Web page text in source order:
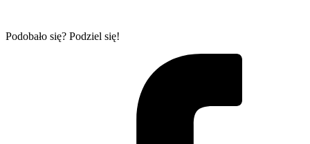
Podobało się? Podziel się!